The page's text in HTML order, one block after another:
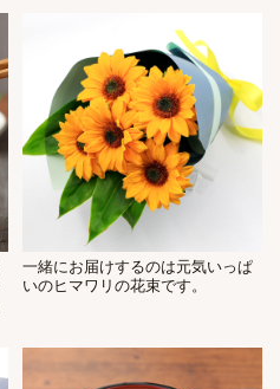
一緒にお届けするのは元気いっぱ
いのヒマワリの花束です。